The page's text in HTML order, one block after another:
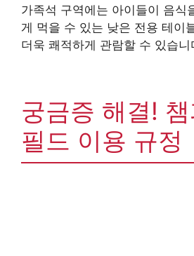
가족석 구역에는 아이들이 음식
게 먹을 수 있는 낮은 전용 테이
더욱 쾌적하게 관람할 수 있습니
궁금증 해결!
필드 이용 규정